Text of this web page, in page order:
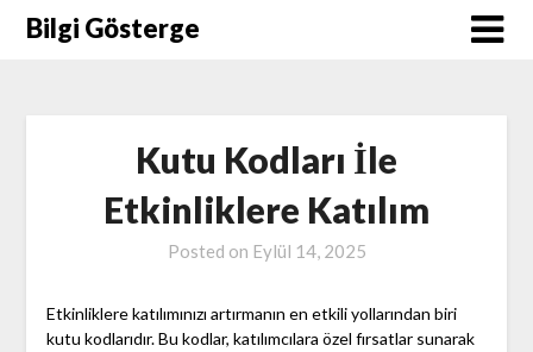
SkipBilgi Gösterge
Kutu Kodları İle
Etkinliklere Katılım
Posted on Eylül 14, 2025
Etkinliklere katılımınızı artırmanın en etkili yollarından biri
kutu kodlarıdır. Bu kodlar, katılımcılara özel fırsatlar sunarak